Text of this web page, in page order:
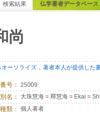
検索結果 仏学著者データベース
尚
ーソライズ ． 著者本人が提供した
号： 25009
別名： 大珠慧海 = 釋慧海 = Ekai =
種類： 個人著者